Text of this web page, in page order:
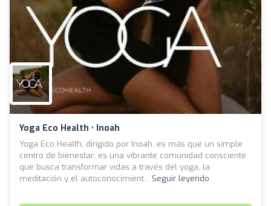
Yoga Eco Health • Inoah
Yoga Eco Health, dirigido por Inoah, es más que un simple
centro de bienestar; es una vibrante comunidad consciente
que busca transformar vidas a través del yoga, la
meditación y el autoconocimient... Seguir leyendo